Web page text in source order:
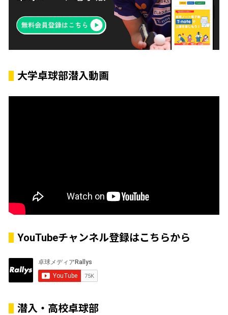
大学卓球部潜入動画
YouTubeチャンネル登録はこちらから
潜入・高校卓球部